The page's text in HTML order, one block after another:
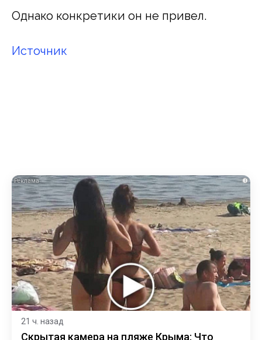
Однако конкретики он не привел.
Источник
i
21 ч. назад
Скрытая камера на пляже Крыма: Что